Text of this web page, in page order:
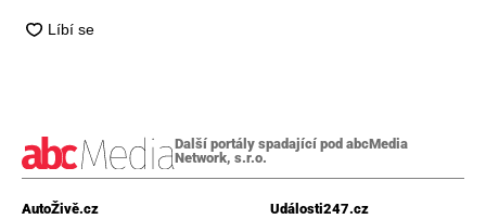
Další portály spadající pod abcMedia
Network, s.r.o.
AutoŽivě.cz
Události247.cz